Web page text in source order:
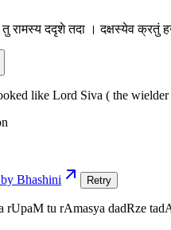
रामस्य ददृशे तदा । दक्षस्येव क्रतुं
like Lord Siva ( the
Bhashini Retry
rUpaM tu rAmasya dadRze